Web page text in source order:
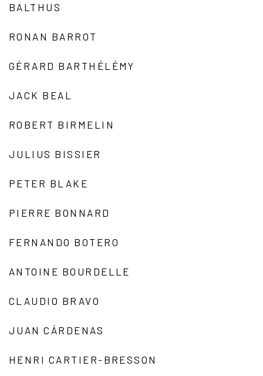
BALTHUS
RONAN BARROT
GÉRARD BARTHÉLÉMY
JACK BEAL
ROBERT BIRMELIN
JULIUS BISSIER
PETER BLAKE
PIERRE BONNARD
FERNANDO BOTERO
ANTOINE BOURDELLE
CLAUDIO BRAVO
JUAN CÁRDENAS
HENRI CARTIER-BRESSON